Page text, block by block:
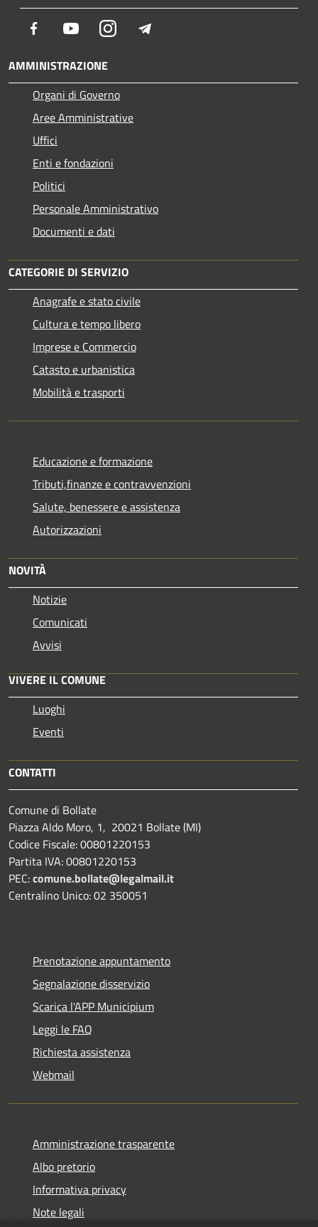
Facebook YoutubeInstagram
AMMINISTRAZIONE
Organi di Governo
Aree Amministrative
Uffici
Enti e fondazioni
Politici
Personale Amministrativo
Documenti e dati
CATEGORIE DI SERVIZIO
Anagrafe e stato civile
Cultura e tempo libero
Imprese e Commercio
Catasto e urbanistica
Mobilità e trasporti
Educazione e formazione
Tributi,finanze e contravvenzioni
Salute, benessere e assistenza
Autorizzazioni
NOVITÀ
Notizie
Comunicati
Avvisi
VIVERE IL COMUNE
Luoghi
Eventi
CONTATTI
Comune di Bollate
Piazza Aldo Moro, 1, 20021 Bollate (MI)
Codice Fiscale: 00801220153
Partita IVA: 00801220153
PEC:comune.bollate@legalmail.it
Centralino Unico: 02 350051
Prenotazione appuntamento
Segnalazione disservizio
Scarica l'APP Municipium
Leggi le FAQ
Richiesta assistenza
Webmail
Amministrazione trasparente
Albo pretorio
Informativa privacy
Note legali